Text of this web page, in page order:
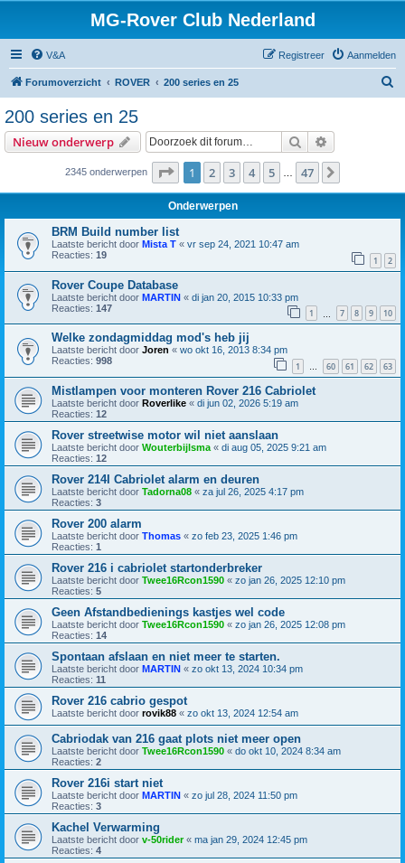
MG-Rover Club Nederland
V&A Aanmelden
Registreer
Forumoverzicht ROVER 200 series en 25
200 series en 25
Nieuw onderwerp Zoek
2345 onderwerpen Pagina van 47
1 2 3 4 5 47
Onderwerpen
BRM Build number list
Laatste bericht door Mista T « vr sep 24, 2021 10:47 am
Reacties: 19 1 2
Rover Coupe Database
Laatste bericht door MARTIN « di jan 20, 2015 10:33 pm
Reacties: 147 1 7 8 9 10
Welke zondagmiddag mod's heb jij
Laatste bericht door Joren « wo okt 16, 2013 8:34 pm
Reacties: 998 1 … 60 61 62 63
Mistlampen voor monteren Rover 216 Cabriolet
Laatste bericht door Roverlike « di jun 02, 2026 5:19 am
Reacties: 12
Rover streetwise motor wil niet aanslaan
Laatste bericht door Wouterbijlsma « di aug 05, 2025 9:21 am
Reacties: 12
Rover 214I Cabriolet alarm en deuren
Laatste bericht door Tadorna08 « za jul 26, 2025 4:17 pm
Reacties: 3
Rover 200 alarm
Laatste bericht door Thomas « zo feb 23, 2025 1:46 pm
Reacties: 1
Rover 216 i cabriolet startonderbreker
Laatste bericht door Twee16Rcon1590 « zo jan 26, 2025 12:10 pm
Reacties: 5
Geen Afstandbedienings kastjes wel code
Laatste bericht door Twee16Rcon1590 « zo jan 26, 2025 12:08 pm
Reacties: 14
Spontaan afslaan en niet meer te starten.
Laatste bericht door MARTIN « zo okt 13, 2024 10:34 pm
Reacties: 11
Rover 216 cabrio gespot
Laatste bericht door rovik88 « zo okt 13, 2024 12:54 am
Cabriodak van 216 gaat plots niet meer open
Laatste bericht door Twee16Rcon1590 « do okt 10, 2024 8:34 am
Reacties: 2
Rover 216i start niet
Laatste bericht door MARTIN « zo jul 28, 2024 11:50 pm
Reacties: 3
Kachel Verwarming
Laatste bericht door v-50rider« ma jan 29, 2024 12:45 pm
Reacties: 4